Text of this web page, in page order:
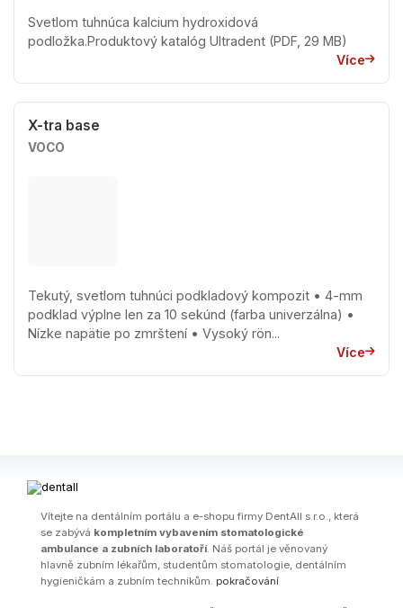
Svetlom tuhnúca kalcium hydroxidová
podložka.Produktový katalóg Ultradent (PDF, 29 MB)
Více
X-tra base
VOCO
Tekutý, svetlom tuhnúci podkladový kompozit • 4-mm
podklad výplne len za 10 sekúnd (farba univerzálna) •
Nízke napätie po zmrštení • Vysoký rön...
Více
Ví­tejte na dentálním portálu a e-shopu firmy DentAll s.r.o., která
se zabývá kompletním vybavením stomatologické
ambulance a zubních laboratoří. Náš portál je věnovaný
hlavně zubním lékařům, studentům stomatologie, dentálním
hygieničkám a zubním technikům. pokračování